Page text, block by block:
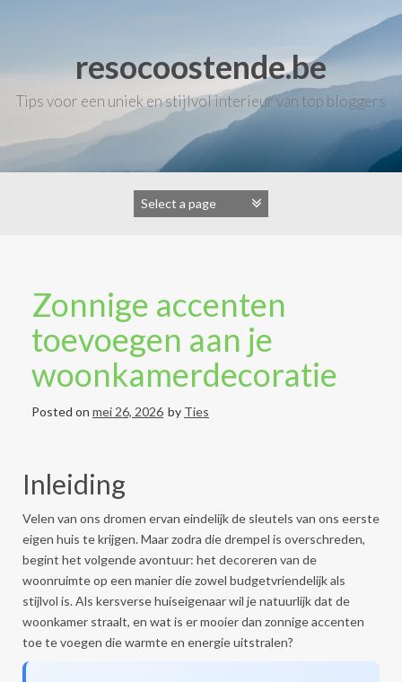
resocoostende.be
Tips voor een uniek en stijlvol interieur van top bloggers
Zonnige accenten
toevoegen aan je
woonkamerdecoratie
Posted on mei 26, 2026 by Ties
Inleiding
Velen van ons dromen ervan eindelijk de sleutels van ons eerste
eigen huis te krijgen. Maar zodra die drempel is overschreden,
begint het volgende avontuur: het decoreren van de
woonruimte op een manier die zowel budgetvriendelijk als
stijlvol is. Als kersverse huiseigenaar wil je natuurlijk dat de
woonkamer straalt, en wat is er mooier dan zonnige accenten
toe te voegen die warmte en energie uitstralen?